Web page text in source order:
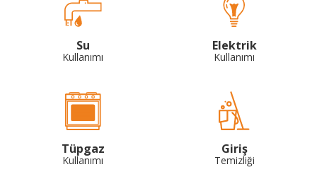
Su
Kullanımı
Elektrik
Kullanımı
Tüpgaz
Kullanımı
Giriş
Temizliği